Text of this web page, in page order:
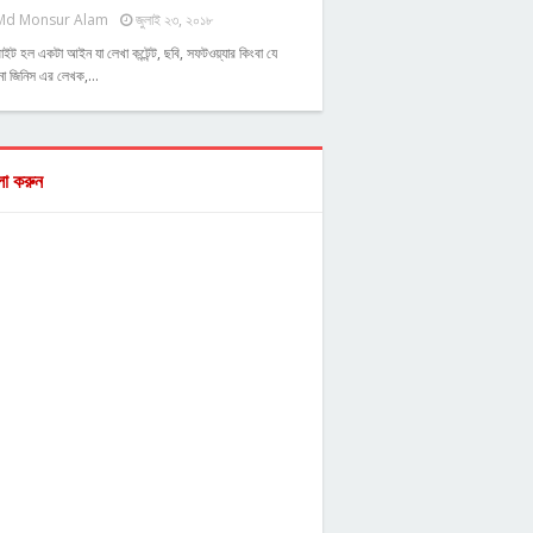
Monsur Alam
জুলাই ২৩, ২০১৮
হল একটা আইন যা লেখা কন্টেন্ট, ছবি, সফটওয়্যার কিংবা যে
জিনিস এর লেখক,…
করুন